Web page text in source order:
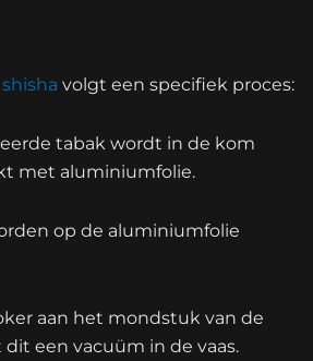
shisha volgt een specifiek proces:
tabak wordt in de kom
met aluminiumfolie.
op de aluminiumfolie
aan het mondstuk van de
een vacuüm in de vaas.